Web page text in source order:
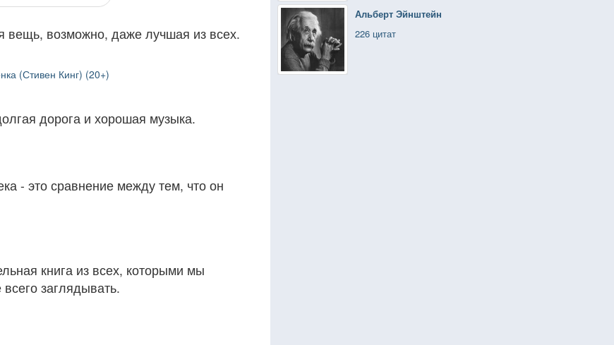
Альберт Эйнштейн
226 цитат
вещь, возможно, даже лучшая из всех.
(Стивен Кинг) (20+)
дорога и хорошая музыка.
- это сравнение между тем, что он
книга из всех, которыми мы
заглядывать.